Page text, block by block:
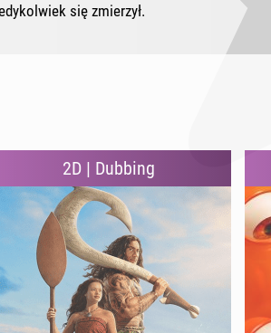
się zmierzył.
2D | Dubbing